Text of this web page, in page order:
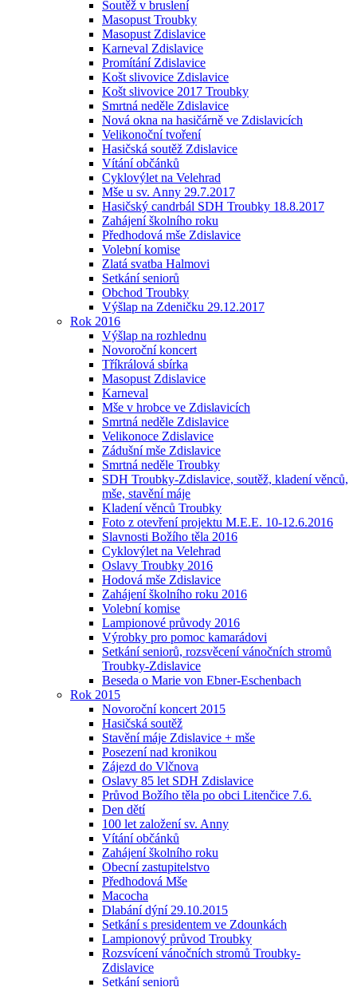
Soutěž v bruslení
Masopust Troubky
Masopust Zdislavice
Karneval Zdislavice
Promítání Zdislavice
Košt slivovice Zdislavice
Košt slivovice 2017 Troubky
Smrtná neděle Zdislavice
Nová okna na hasičárně ve Zdislavicích
Velikonoční tvoření
Hasičská soutěž Zdislavice
Vítání občánků
Cyklovýlet na Velehrad
Mše u sv. Anny 29.7.2017
Hasičský candrbál SDH Troubky 18.8.2017
Zahájení školního roku
Předhodová mše Zdislavice
Volební komise
Zlatá svatba Halmovi
Setkání seniorů
Obchod Troubky
Výšlap na Zdeničku 29.12.2017
Rok 2016
Výšlap na rozhlednu
Novoroční koncert
Tříkrálová sbírka
Masopust Zdislavice
Karneval
Mše v hrobce ve Zdislavicích
Smrtná neděle Zdislavice
Velikonoce Zdislavice
Zádušní mše Zdislavice
Smrtná neděle Troubky
SDH Troubky-Zdislavice, soutěž, kladení věnců,
mše, stavění máje
Kladení věnců Troubky
Foto z otevření projektu M.E.E. 10-12.6.2016
Slavnosti Božího těla 2016
Cyklovýlet na Velehrad
Oslavy Troubky 2016
Hodová mše Zdislavice
Zahájení školního roku 2016
Volební komise
Lampionové průvody 2016
Výrobky pro pomoc kamarádovi
Setkání seniorů, rozsvěcení vánočních stromů
Troubky-Zdislavice
Beseda o Marie von Ebner-Eschenbach
Rok 2015
Novoroční koncert 2015
Hasičská soutěž
Stavění máje Zdislavice + mše
Posezení nad kronikou
Zájezd do Vlčnova
Oslavy 85 let SDH Zdislavice
Průvod Božího těla po obci Litenčice 7.6.
Den dětí
100 let založení sv. Anny
Vítání občánků
Zahájení školního roku
Obecní zastupitelstvo
Předhodová Mše
Macocha
Dlabání dýní 29.10.2015
Setkání s presidentem ve Zdounkách
Lampionový průvod Troubky
Rozsvícení vánočních stromů Troubky-
Zdislavice
Setkání seniorů